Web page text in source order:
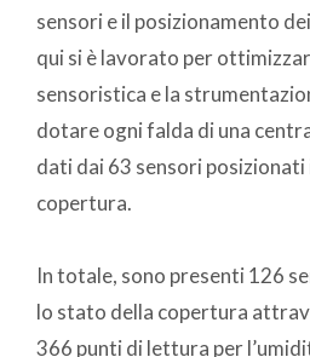
sensori e il posizionamento
qui si è lavorato per
sensoristica e la
dotare ogni falda di una
dati dai 63 sensori posizionati
copertura.
In totale, sono presenti 126
lo stato della copertura
366 punti di lettura per